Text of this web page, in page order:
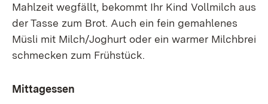
Mahlzeit wegfällt, bekommt Ihr Kind Vollmilch aus
der Tasse zum Brot. Auch ein fein gemahlenes
Müsli mit Milch/Joghurt oder ein warmer Milchbrei
schmecken zum Frühstück.
Mittagessen